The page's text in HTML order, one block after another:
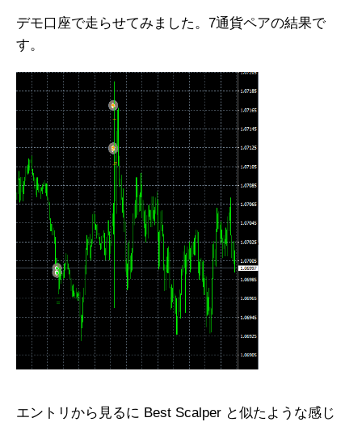
デモ口座で走らせてみました。7通貨ペアの結果で
す。
エントリから見るに Best Scalper と似たような感じ